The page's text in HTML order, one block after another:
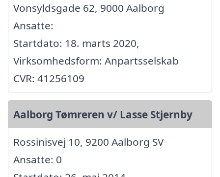
Vonsyldsgade 62, 9000 Aalborg
Ansatte:
Startdato: 18. marts 2020,
Virksomhedsform: Anpartsselskab
CVR: 41256109
Aalborg Tømreren v/ Lasse Stjernby
Rossinisvej 10, 9200 Aalborg SV
Ansatte: 0